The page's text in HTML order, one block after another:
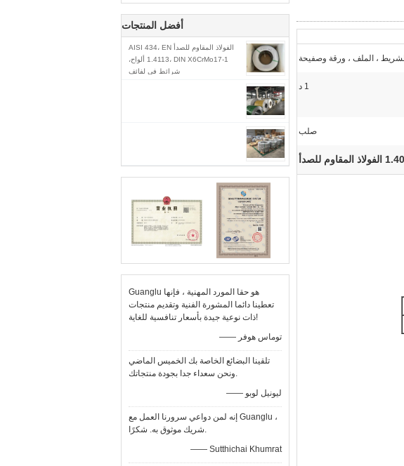
أفضل المنتجات
الفولاذ المقاوم للصدأ AISI 434، EN
1.4113، DIN X6CrMo17-1 ألواح،
شرائط في لفائف
Guanglu هو حقا المورد المهنية ، فإنها
تعطينا دائما المشورة الفنية وتقديم منتجات
ذات نوعية جيدة بأسعار تنافسية للغاية!
—— توماس هوفر
تلقينا البضائع الخاصة بك الخميس الماضي
ونحن سعداء جدا بجودة منتجاتك.
—— ليونيل لوبو
إنه لمن دواعي سرورنا العمل مع Guanglu ،
شريك موثوق به. شكرًا.
—— Sutthichai Khumrat
1 د
صلب
المقاوم للصدأ